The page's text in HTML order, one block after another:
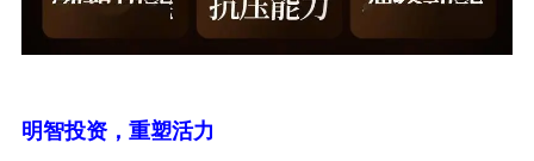
明智投资，重塑活力